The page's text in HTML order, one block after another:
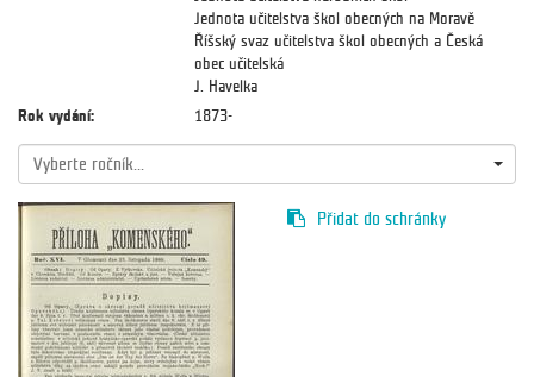
Jednota učitelstva škol obecných na Moravě
Říšský svaz učitelstva škol obecných a Česká
obec učitelská
J. Havelka
Rok vydání:
1873-
Vyberte ročník...
Přidat do schránky